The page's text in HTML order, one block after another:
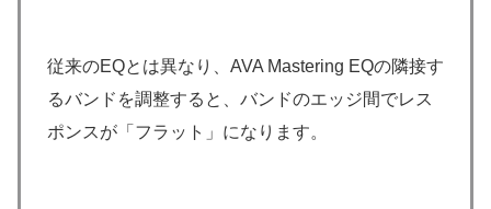
従来のEQとは異なり、AVA Mastering EQの隣接す
るバンドを調整すると、バンドのエッジ間でレス
ポンスが「フラット」になります。